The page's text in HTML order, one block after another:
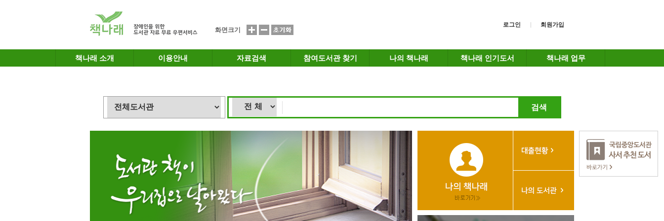
화면크기
로그인 회원가입
책나래 소개 이용안내 자료검색 참여도서관 찾기 나의 책나래 책나래 인기도서 책나래 업무
검색